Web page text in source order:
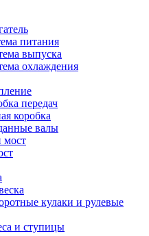
питания
выпуска
охлаждения
передач
коробка
валы
мост
кулаки и рулевые
и ступицы